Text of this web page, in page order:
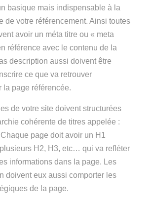
basique mais indispensable à la
de votre référencement. Ainsi toutes
avoir un méta titre ou « meta
référence avec le contenu de la
description aussi doivent être
ce que va retrouver
la page référencée.
de votre site doivent structurées
cohérente de titres appelée :
Chaque page doit avoir un H1
H2, H3, etc… qui va refléter
informations dans la page. Les
doivent eux aussi comporter les
de la page.